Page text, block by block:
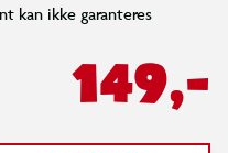
kan ikke garanteres
149,-